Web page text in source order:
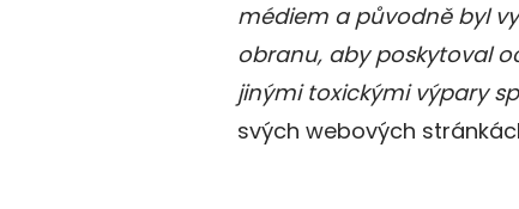
médiem a původně byl
obranu, aby poskytoval
jinými toxickými výpary
svých webových